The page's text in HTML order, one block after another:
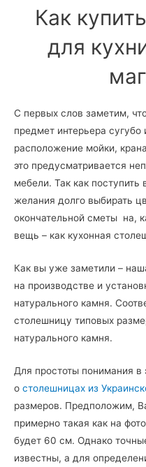
Как
для
С первых слов заметим,
предмет интерьера
расположение мойки,
это предусматривается
мебели. Так как поступить
желания долго выбирать
окончательной сметы на,
вещь – как кухонная
Как вы уже заметили –
на производстве и
натурального камня.
столешницу типовых
натурального камня.
Для простоты понимания
о столешницах из
размеров. Предположим,
примерно такая как на
будет 60 см. Однако
известны, а для